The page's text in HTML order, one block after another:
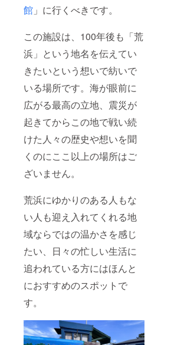
館 」に行くべきです。
この施設は、100年後も「荒
浜」という地名を伝えてい
きたいという想いで紡いで
いる場所です。海が眼前に
広がる最高の立地、震災が
起きてからこの地で戦い続
けた人々の歴史や想いを聞
くのにここ以上の場所はご
ざいません。
荒浜にゆかりのある人もな
い人も迎え入れてくれる地
域ならではの温かさを感じ
たい、日々の忙しい生活に
追われている方にはほんと
におすすめのスポットで
す。